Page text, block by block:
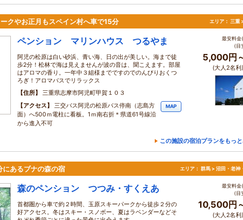
クやお正月もスペイン村へ車で15分 エリア： 三重
ペンション マリンハウス つるやま
阿児の松原は白い砂浜、青い海、日の出が美しい。海まで徒
歩2分！松林で海は見えませんが波の音は、聞こえます。部屋
はアロマの香り。一年中３組様までですのでのんびりおくつ
ろぎ！アロマバスでリラックス
住所
三重県志摩市阿児町甲賀１０３
アクセス
三交バス阿児の松原バス停南（志島方
面）へ500ｍ電柱に看板。1ｍ南右折＊県道61号線沿
から進入不可
MAP
最安料金
(目
5,000円
(大人2名利
この施設の宿泊プランをもっ
にあるブナの森の宿 エリア： 群馬 > 沼田・老神
森のペンション つつみ・すくえあ
首都圏から車で約２時間、玉原スキーパークから徒歩２分の
好アクセス。冬はスキー・スノボー、夏はラベンダーなどそ
最安料金
(目
10,500円
(大人2名利